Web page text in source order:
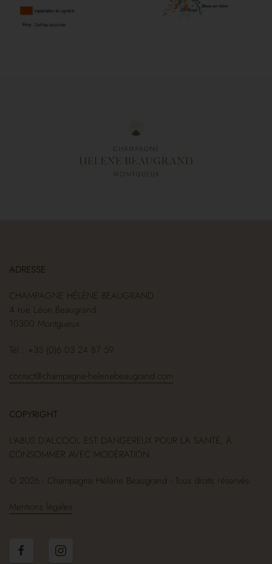
ADRESSE
CHAMPAGNE HÉLÈNE BEAUGRAND
4 rue Léon Beaugrand
10300 Montgueux
Tél : +33 (0)6 03 24 87 59
contact@champagne-helenebeaugrand.com
COPYRIGHT
L’ABUS D’ALCOOL EST DANGEREUX POUR LA SANTÉ, À
CONSOMMER AVEC MODÉRATION.
© 2026 - Champagne Hélène Beaugrand - Tous droits réservés.
Mentions légales